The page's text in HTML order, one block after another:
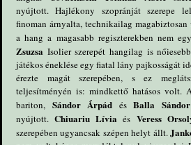
nyújtott. Hajlékony szopránját szerepe
finoman árnyalta, technikailag magabiztosan
a hang a magasabb regiszterekben nem
Zsuzsa Isolier szerepét hangilag is
játékos éneklése egy fiatal lány pajkosságát
érezte magát szerepében, s ez
teljesítményén is: mindkettő hatásos volt.
bariton, Sándor Árpád ésBalla Sándor
nyújtott.Chiuariu Lívia és Veress
szerepében ugyancsak szépen helyt állt.